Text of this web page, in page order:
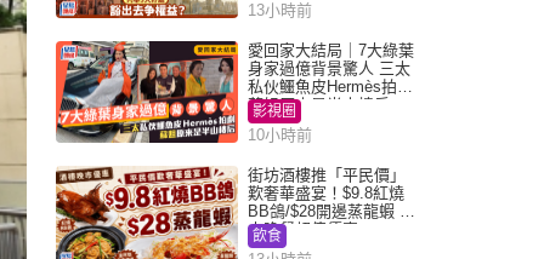
13小時前
愛回家大結局｜7大綠葉
身家過億背景驚人 三太
私伙鱷魚皮Hermès拍劇
蘇姐原來是半山樓后
影視圈
10小時前
街坊酒樓推「平民價」
歎奢華盛宴！$9.8紅燒
BB鴿/$28開邊蒸龍蝦 3
大晚餐超值優惠
飲食